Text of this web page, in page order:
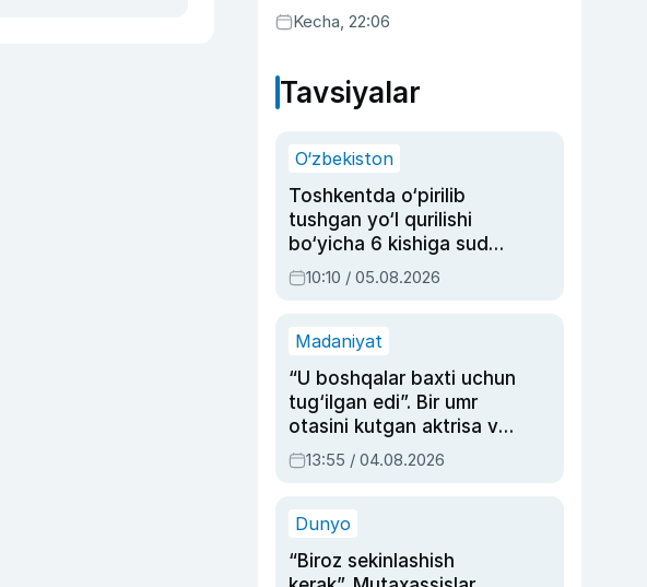
Kecha, 22:06
Tavsiyalar
O‘zbekiston
Toshkentda o‘pirilib
tushgan yo‘l qurilishi
bo‘yicha 6 kishiga sud
hukmi o‘qildi
10:10 / 05.08.2026
Madaniyat
“U boshqalar baxti uchun
tug‘ilgan edi”. Bir umr
otasini kutgan aktrisa va
dublyaj ustasi Rimma
Ahmedovaning
13:55 / 04.08.2026
Dunyo
“Biroz sekinlashish